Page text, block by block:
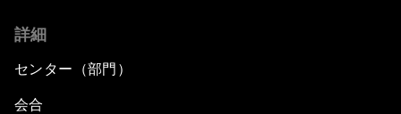
詳細
センター（部門）
会合